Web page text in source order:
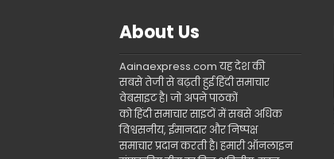
About Us
Aainaexpress.com यह देश की
सबसे तेजी से बढ़ती हुई हिंदी समाचार
वेबसाइट है। जो अपने पाठकों
को हिंदी समाचार साइटों में सबसे अधिक
विश्वसनीय, ईमानदार और निष्पक्ष
समाचार प्रदान करती है। हमारी ऑनलाइन